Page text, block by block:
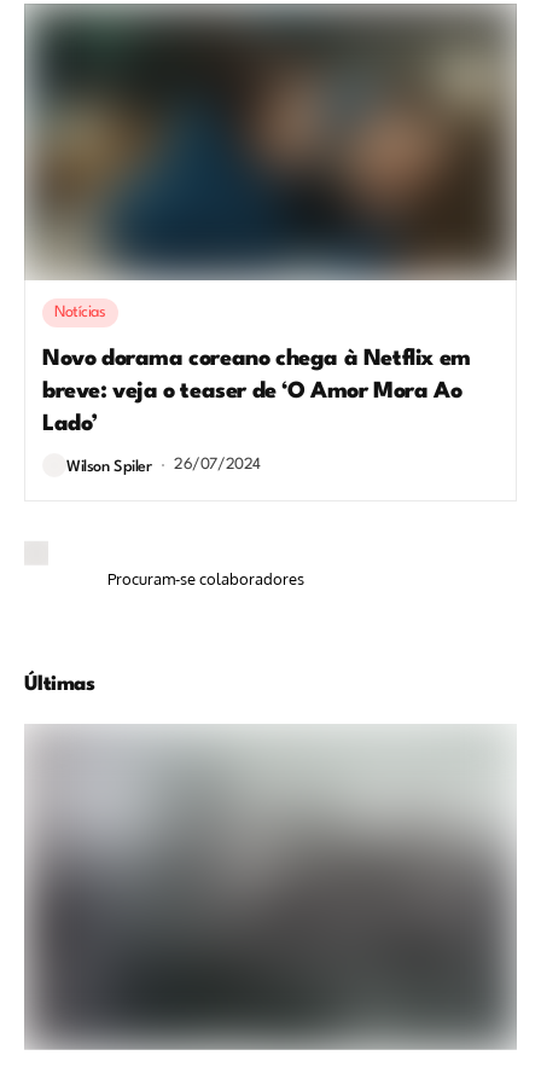
Notícias
Novo dorama coreano chega à Netflix em
breve: veja o teaser de ‘O Amor Mora Ao
Lado’
Wilson Spiler 26/07/2024
Procuram-se colaboradores
Últimas